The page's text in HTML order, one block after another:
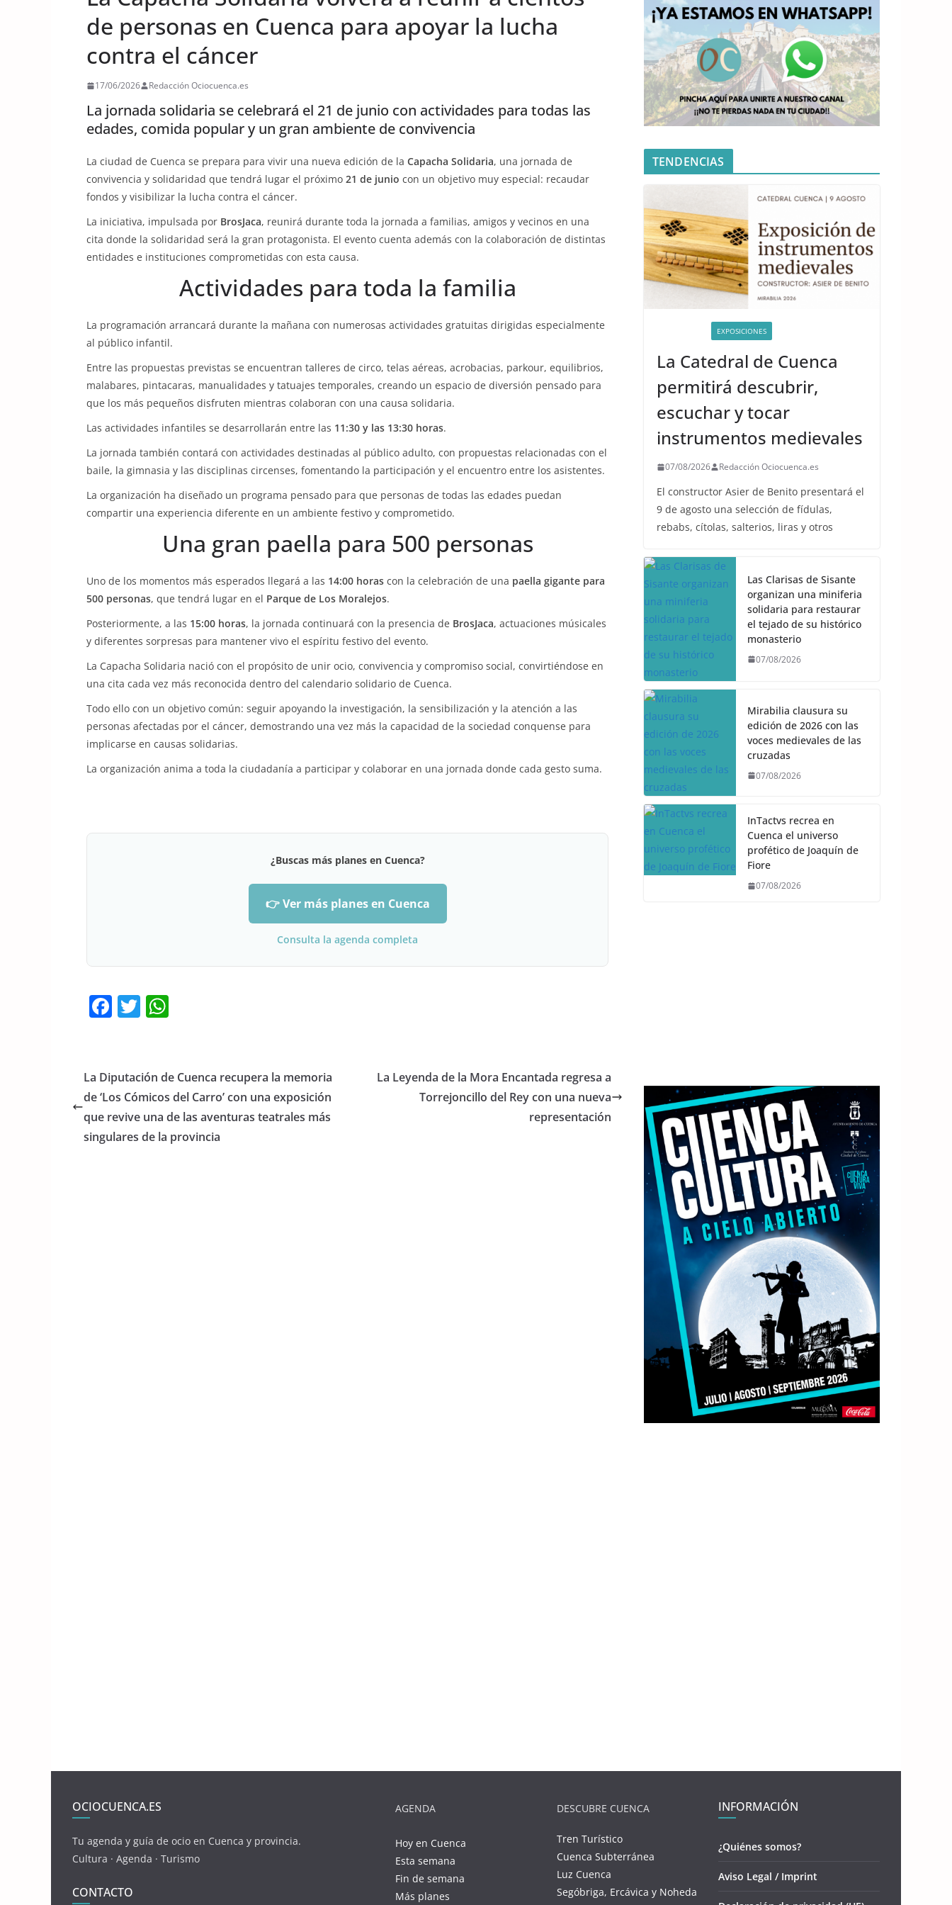
de personas en Cuenca para apoyar la lucha
contra el cáncer
17/06/2026 Redacción Ociocuenca.es
La jornada solidaria se celebrará el 21 de junio con actividades para todas las
edades, comida popular y un gran ambiente de convivencia
La ciudad de Cuenca se prepara para vivir una nueva edición de la Capacha Solidaria, una jornada de
convivencia y solidaridad que tendrá lugar el próximo 21 de junio con un objetivo muy especial: recaudar
fondos y visibilizar la lucha contra el cáncer.
La iniciativa, impulsada por BrosJaca, reunirá durante toda la jornada a familias, amigos y vecinos en una
cita donde la solidaridad será la gran protagonista. El evento cuenta además con la colaboración de distintas
entidades e instituciones comprometidas con esta causa.
Actividades para toda la familia
La programación arrancará durante la mañana con numerosas actividades gratuitas dirigidas especialmente
al público infantil.
Entre las propuestas previstas se encuentran talleres de circo, telas aéreas, acrobacias, parkour, equilibrios,
malabares, pintacaras, manualidades y tatuajes temporales, creando un espacio de diversión pensado para
que los más pequeños disfruten mientras colaboran con una causa solidaria.
Las actividades infantiles se desarrollarán entre las 11:30 y las 13:30 horas.
La jornada también contará con actividades destinadas al público adulto, con propuestas relacionadas con el
baile, la gimnasia y las disciplinas circenses, fomentando la participación y el encuentro entre los asistentes.
La organización ha diseñado un programa pensado para que personas de todas las edades puedan
compartir una experiencia diferente en un ambiente festivo y comprometido.
Una gran paella para 500 personas
Uno de los momentos más esperados llegará a las 14:00 horas con la celebración de una paella gigante para
500 personas, que tendrá lugar en el Parque de Los Moralejos.
Posteriormente, a las 15:00 horas, la jornada continuará con la presencia de BrosJaca, actuaciones músicales
y diferentes sorpresas para mantener vivo el espíritu festivo del evento.
La Capacha Solidaria nació con el propósito de unir ocio, convivencia y compromiso social, convirtiéndose en
una cita cada vez más reconocida dentro del calendario solidario de Cuenca.
Todo ello con un objetivo común: seguir apoyando la investigación, la sensibilización y la atención a las
personas afectadas por el cáncer, demostrando una vez más la capacidad de la sociedad conquense para
implicarse en causas solidarias.
La organización anima a toda la ciudadanía a participar y colaborar en una jornada donde cada gesto suma.
¿Buscas más planes en Cuenca?
👉 Ver más planes en Cuenca
Consulta la agenda completa
F
e
b
o
o
T
er s
A
p
p
La Diputación de Cuenca recupera la memoria
de ‘Los Cómicos del Carro’ con una exposición
que revive una de las aventuras teatrales más
singulares de la provincia
La Leyenda de la Mora Encantada regresa a
Torrejoncillo del Rey con una nueva
representación
TENDENCIAS
EXPOSICIONES
La Catedral de Cuenca
permitirá descubrir,
escuchar y tocar
instrumentos medievales
07/08/2026 Redacción Ociocuenca.es
El constructor Asier de Benito presentará el
9 de agosto una selección de fídulas,
rebabs, cítolas, salterios, liras y otros
Las Clarisas de Sisante
organizan una miniferia
solidaria para restaurar
el tejado de su histórico
monasterio
07/08/2026
Mirabilia clausura su
edición de 2026 con las
voces medievales de las
cruzadas
07/08/2026
InTactvs recrea en
Cuenca el universo
profético de Joaquín de
Fiore
07/08/2026
OCIOCUENCA.ES
Tu agenda y guía de ocio en Cuenca y provincia.
Cultura · Agenda · Turismo
CONTACTO
AGENDA
Hoy en Cuenca
Esta semana
Fin de semana
Más planes
DESCUBRE CUENCA
Tren Turístico
Cuenca Subterránea
Luz Cuenca
Segóbriga, Ercávica y Noheda
INFORMACIÓN
¿Quiénes somos?
Aviso Legal / Imprint